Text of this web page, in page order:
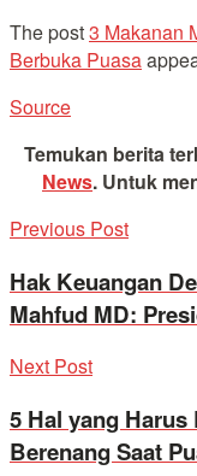
The post3 Makanan
Berbuka Puasa
Source
Temukan berita
News. Untuk
Previous Post
Hak Keuangan
Mahfud MD:
Next Post
5 Hal yang
Berenang Saat